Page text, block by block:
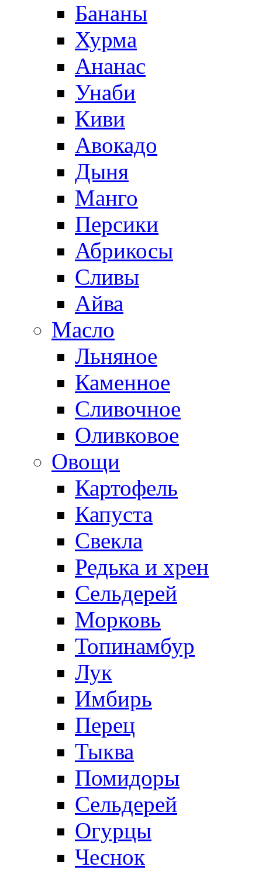
Бананы
Хурма
Ананас
Унаби
Киви
Авокадо
Дыня
Манго
Персики
Абрикосы
Сливы
Айва
Масло
Льняное
Каменное
Сливочное
Оливковое
Овощи
Картофель
Капуста
Свекла
Редька и хрен
Сельдерей
Морковь
Топинамбур
Лук
Имбирь
Перец
Тыква
Помидоры
Сельдерей
Огурцы
Чеснок